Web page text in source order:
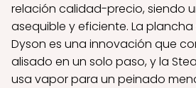
relación calidad-precio, siendo
asequible y eficiente. La
Dyson es una innovación que
alisado en un solo paso, y la
usa vapor para un peinado